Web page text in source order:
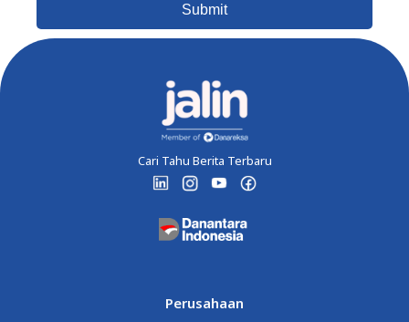
Submit
Cari Tahu Berita Terbaru
Perusahaan